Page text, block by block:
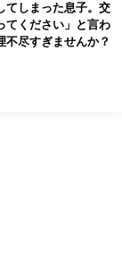
てしまった息子。交
てください」と言わ
不尽すぎませんか？